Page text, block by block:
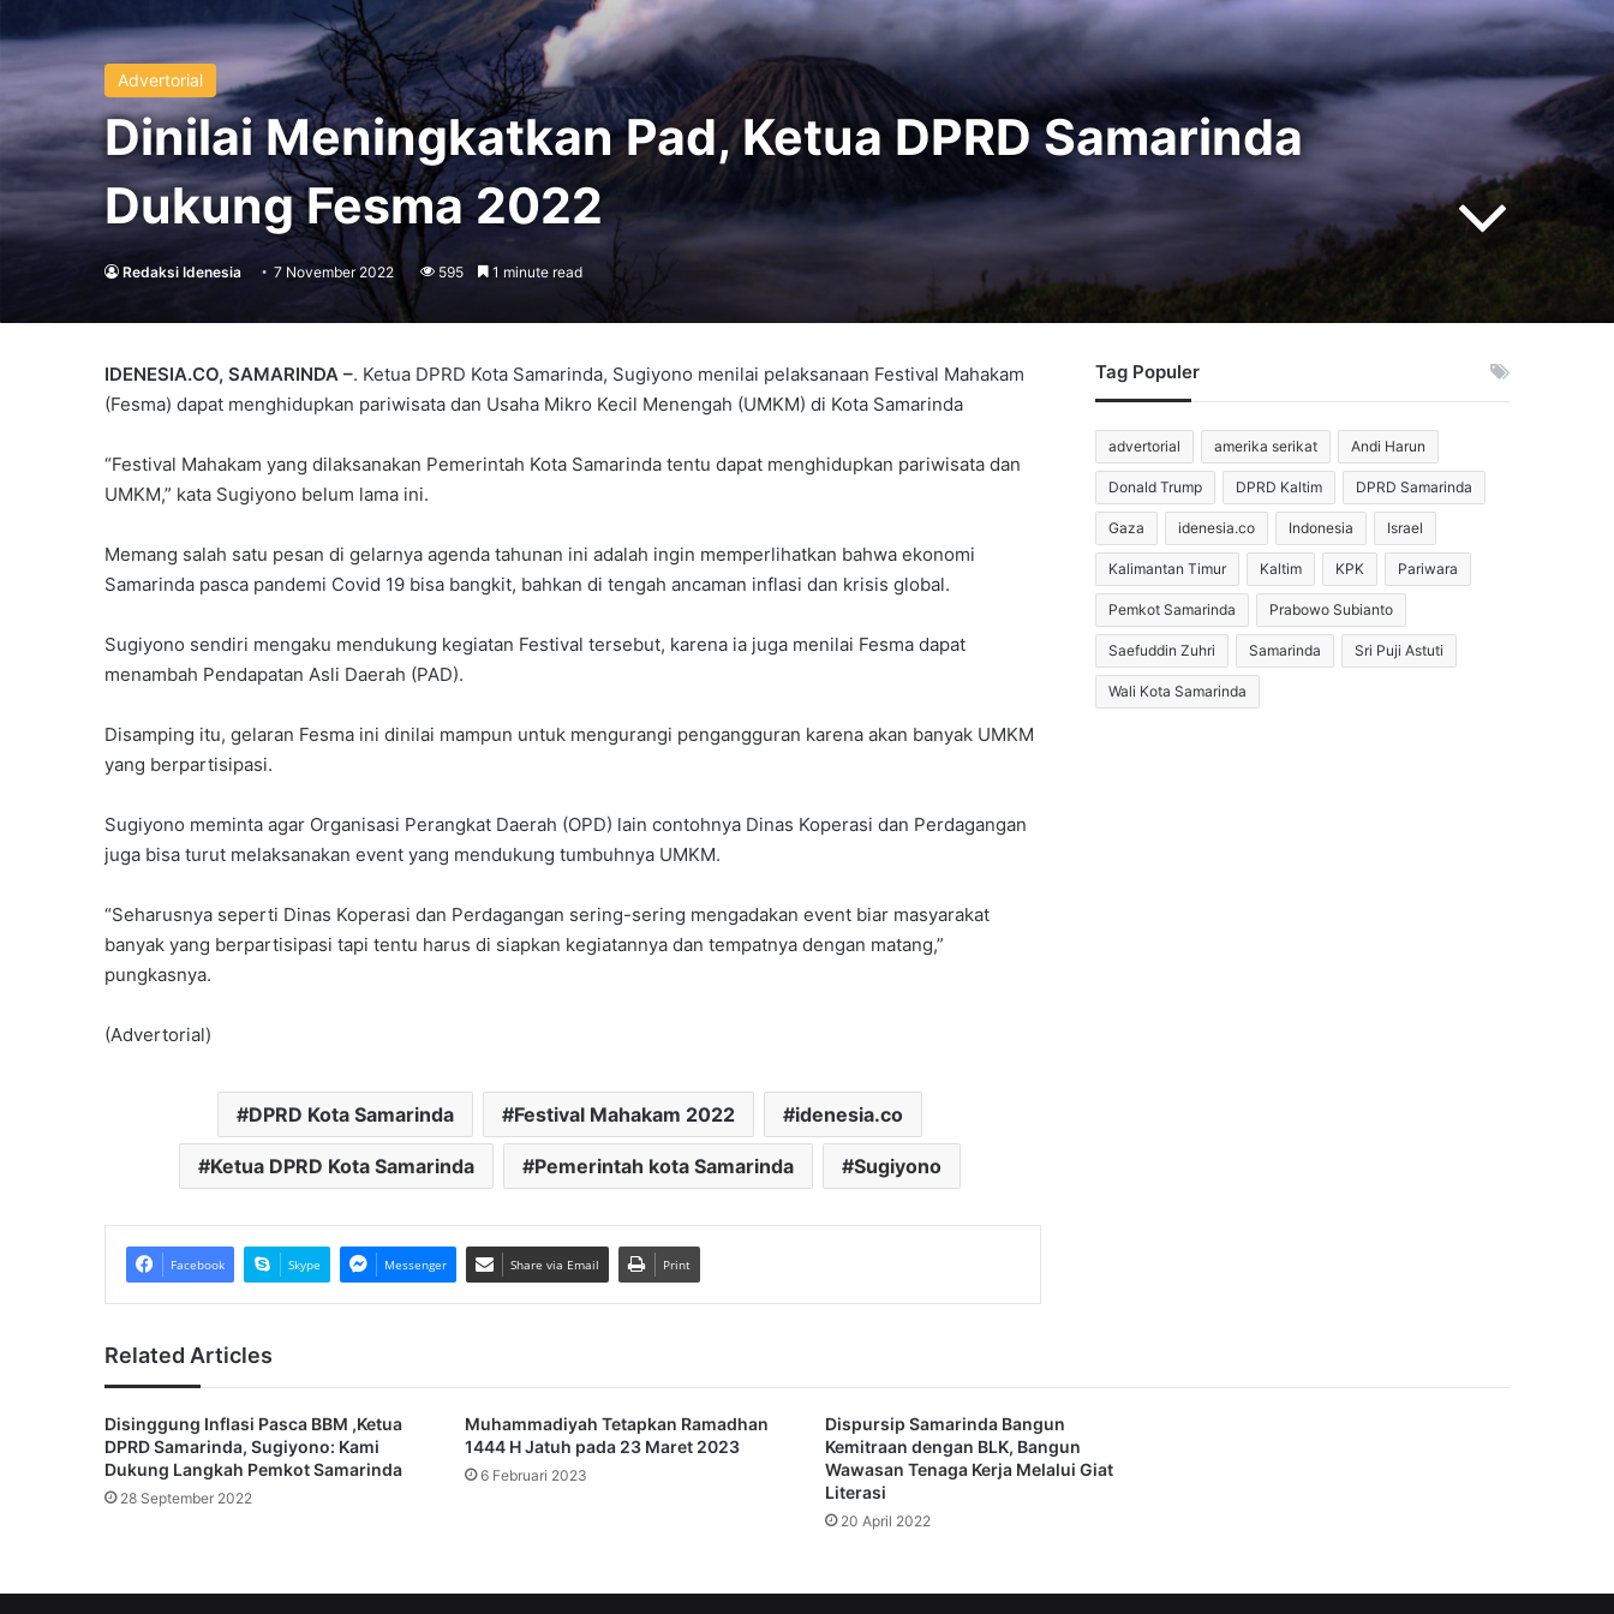
Advertorial
Dinilai Meningkatkan Pad, Ketua DPRD Samarinda
Dukung Fesma 2022
Redaksi Idenesia 7 November 2022 595 1 minute read
IDENESIA.CO, SAMARINDA –. Ketua DPRD Kota Samarinda, Sugiyono menilai pelaksanaan Festival Mahakam
(Fesma) dapat menghidupkan pariwisata dan Usaha Mikro Kecil Menengah (UMKM) di Kota Samarinda
“Festival Mahakam yang dilaksanakan Pemerintah Kota Samarinda tentu dapat menghidupkan pariwisata dan
UMKM,” kata Sugiyono belum lama ini.
Memang salah satu pesan di gelarnya agenda tahunan ini adalah ingin memperlihatkan bahwa ekonomi
Samarinda pasca pandemi Covid 19 bisa bangkit, bahkan di tengah ancaman inflasi dan krisis global.
Sugiyono sendiri mengaku mendukung kegiatan Festival tersebut, karena ia juga menilai Fesma dapat
menambah Pendapatan Asli Daerah (PAD).
Disamping itu, gelaran Fesma ini dinilai mampun untuk mengurangi pengangguran karena akan banyak UMKM
yang berpartisipasi.
Sugiyono meminta agar Organisasi Perangkat Daerah (OPD) lain contohnya Dinas Koperasi dan Perdagangan
juga bisa turut melaksanakan event yang mendukung tumbuhnya UMKM.
“Seharusnya seperti Dinas Koperasi dan Perdagangan sering-sering mengadakan event biar masyarakat
banyak yang berpartisipasi tapi tentu harus di siapkan kegiatannya dan tempatnya dengan matang,”
pungkasnya.
(Advertorial)
DPRD Kota Samarinda Festival Mahakam 2022 idenesia.co
Ketua DPRD Kota Samarinda Pemerintah kota Samarinda Sugiyono
Facebook Skype Messenger Share via Email Print
Tag Populer
advertorial amerika serikat Andi Harun
Donald Trump DPRD Kaltim DPRD Samarinda
Gaza idenesia.co Indonesia Israel
Kalimantan Timur Kaltim KPK Pariwara
Pemkot Samarinda Prabowo Subianto
Saefuddin Zuhri Samarinda Sri Puji Astuti
Wali Kota Samarinda
Related Articles
Disinggung Inflasi Pasca BBM ,Ketua
DPRD Samarinda, Sugiyono: Kami
Dukung Langkah Pemkot Samarinda
28 September 2022
Muhammadiyah Tetapkan Ramadhan
1444 H Jatuh pada 23 Maret 2023
6 Februari 2023
Dispursip Samarinda Bangun
Kemitraan dengan BLK, Bangun
Wawasan Tenaga Kerja Melalui Giat
Literasi
20 April 2022